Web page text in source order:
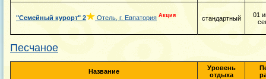
"Семейный курорт" 2 Отель, г. Евпатория Акция стандартный
01
Песчаное
Название
Уровень
отдыха